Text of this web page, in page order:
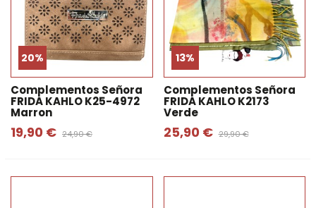
20%
Complementos Señora
FRIDA KAHLO K25-4972
Marron
19,90 € 24,90 €
13%
Complementos Señora
FRIDA KAHLO K2173
Verde
25,90 € 29,90 €